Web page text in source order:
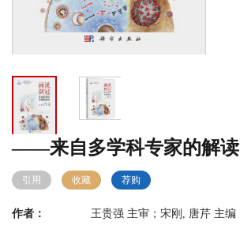
——来自多学科专家的解读
引用 收藏 荐购
作者：
王贵强 主审；宋刚, 唐芹 主编